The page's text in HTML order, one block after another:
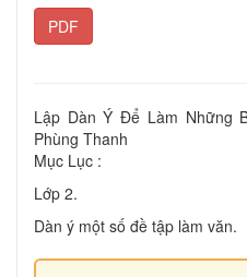
PDF
Lập Dàn Ý Để Làm Những
Phùng Thanh
Mục Lục :
Lớp 2.
Dàn ý một số đề tập làm văn.